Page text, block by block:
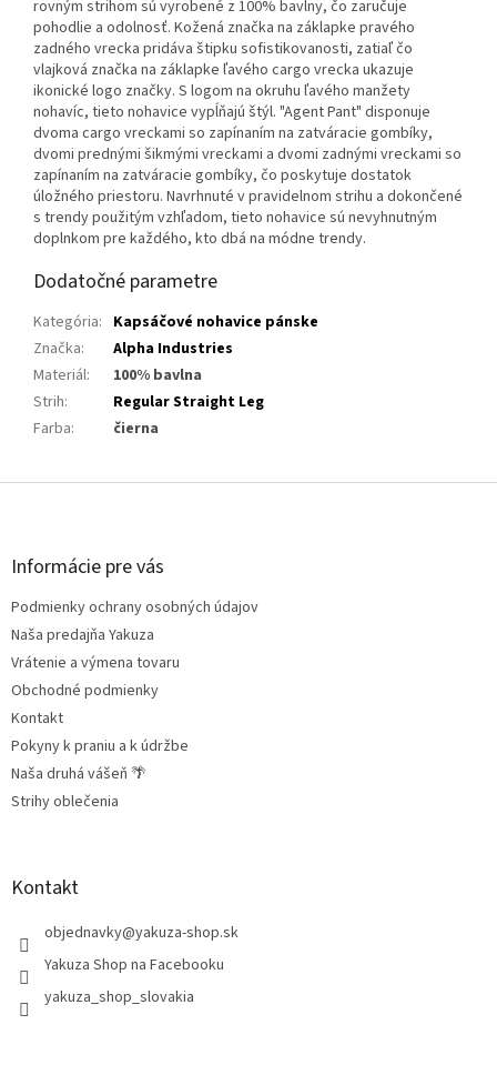
rovným strihom sú vyrobené z 100% bavlny, čo zaručuje
pohodlie a odolnosť. Kožená značka na záklapke pravého
zadného vrecka pridáva štipku sofistikovanosti, zatiaľ čo
vlajková značka na záklapke ľavého cargo vrecka ukazuje
ikonické logo značky. S logom na okruhu ľavého manžety
nohavíc, tieto nohavice vypĺňajú štýl. "Agent Pant" disponuje
dvoma cargo vreckami so zapínaním na zatváracie gombíky,
dvomi prednými šikmými vreckami a dvomi zadnými vreckami so
zapínaním na zatváracie gombíky, čo poskytuje dostatok
úložného priestoru. Navrhnuté v pravidelnom strihu a dokončené
s trendy použitým vzhľadom, tieto nohavice sú nevyhnutným
doplnkom pre každého, kto dbá na módne trendy.
Dodatočné parametre
Kategória: Kapsáčové nohavice pánske
Značka:
Alpha Industries
Materiál:
100% bavlna
Strih:
Regular Straight Leg
Farba: čierna
Z
Informácie pre vás
Podmienky ochrany osobných údajov
Naša predajňa Yakuza
Vrátenie a výmena tovaru
Obchodné podmienky
Kontakt
Pokyny k praniu a k údržbe
Naša druhá vášeň 🌴
Strihy oblečenia
Kontakt
objednavky@yakuza-shop.sk
Yakuza Shop na Facebooku
yakuza_shop_slovakia